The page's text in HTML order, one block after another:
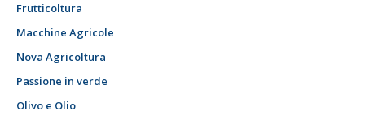
Frutticoltura
Macchine Agricole
Nova Agricoltura
Passione in verde
Olivo e Olio